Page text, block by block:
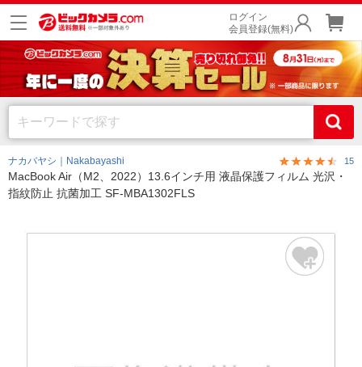
ログイン
会員登録(無料)
ナカバヤシ｜Nakabayashi 15
MacBook Air（M2、2022）13.6インチ用 液晶保護フィルム 光沢・
指紋防止 抗菌加工 SF-MBA1302FLS